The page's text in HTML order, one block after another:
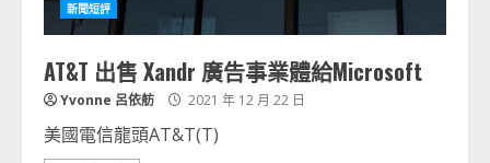
新聞短評
AT&T 出售 Xandr 廣告事業體給Microsoft
Yvonne 呂依舫 2021 年 12 月 22 日
美國電信龍頭AT&T(T)